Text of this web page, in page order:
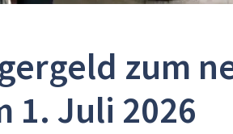
zum
1. Juli 2026